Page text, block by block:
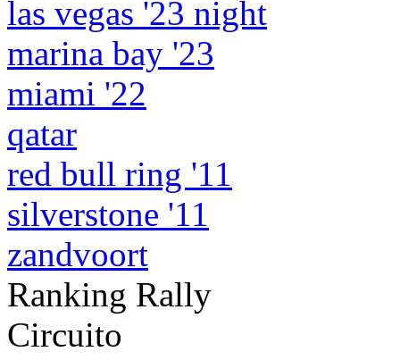
las vegas '23 night
marina bay '23
miami '22
qatar
red bull ring '11
silverstone '11
zandvoort
Ranking Rally
Circuito